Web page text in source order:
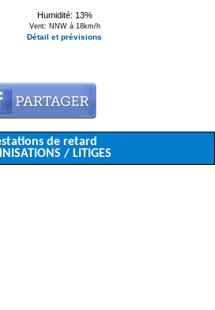
Humidité: 13%
Vent: NNW à 18km/h
Détail et prévisions
de retard
/ LITIGES